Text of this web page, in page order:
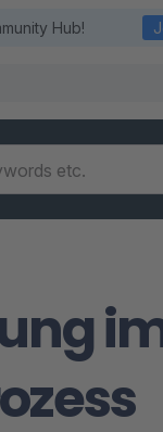
Hub!